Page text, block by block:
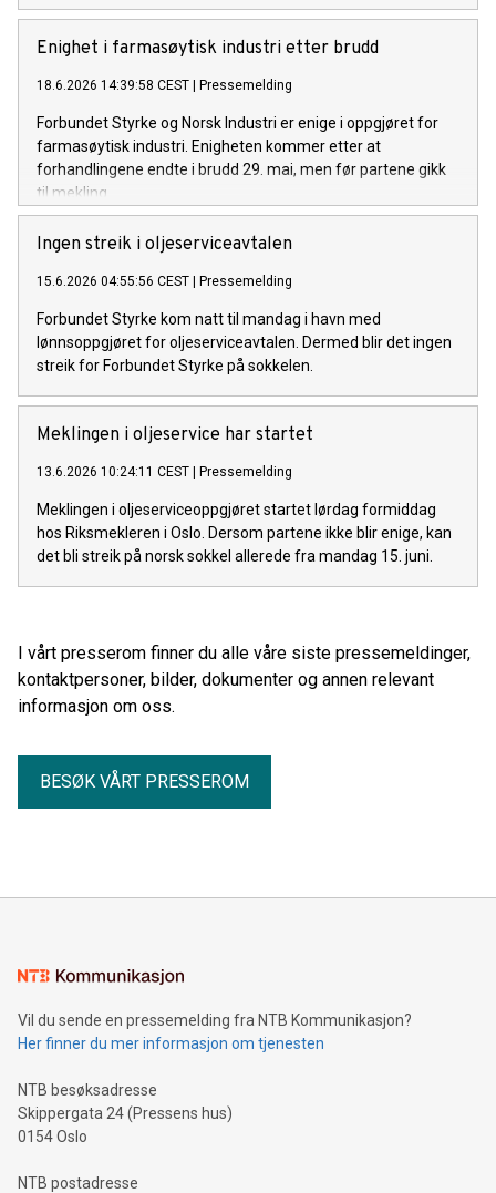
Enighet i farmasøytisk industri etter brudd
18.6.2026 14:39:58 CEST Pressemelding
Forbundet Styrke og Norsk Industri er enige i oppgjøret for
farmasøytisk industri. Enigheten kommer etter at
forhandlingene endte i brudd 29. mai, men før partene gikk
til mekling.
Ingen streik i oljeserviceavtalen
15.6.2026 04:55:56 CEST Pressemelding
Forbundet Styrke kom natt til mandag i havn med
lønnsoppgjøret for oljeserviceavtalen. Dermed blir det ingen
streik for Forbundet Styrke på sokkelen.
Meklingen i oljeservice har startet
13.6.2026 10:24:11 CEST Pressemelding
Meklingen i oljeserviceoppgjøret startet lørdag formiddag
hos Riksmekleren i Oslo. Dersom partene ikke blir enige, kan
det bli streik på norsk sokkel allerede fra mandag 15. juni.
I vårt presserom finner du alle våre siste pressemeldinger,
kontaktpersoner, bilder, dokumenter og annen relevant
informasjon om oss.
BESØK VÅRT PRESSEROM
Vil du sende en pressemelding fra NTB Kommunikasjon?
Her finner du mer informasjon om tjenesten
NTB besøksadresse
Skippergata 24 (Pressens hus)
0154 Oslo
NTB postadresse